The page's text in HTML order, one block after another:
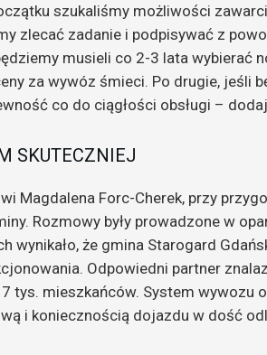
szukaliśmy możliwości
zlecać zadanie i podpisywać z
musieli co 2-3 lata wybierać
za wywóz śmieci. Po drugie, jeśli
co do ciągłości obsługi –
SKUTECZNIEJ
Magdalena Forc-Cherek, przy
Rozmowy były prowadzone w
wynikało, że gmina Starogard
Odpowiedni partner
tys. mieszkańców. System
i koniecznością dojazdu w dość